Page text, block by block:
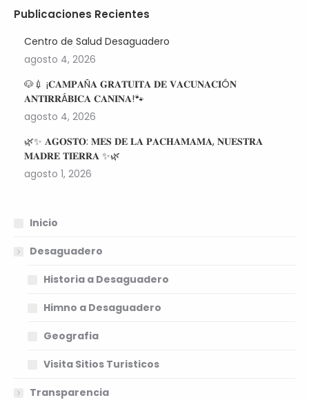
Publicaciones Recientes
Centro de Salud Desaguadero
agosto 4, 2026
🐶💉 ¡𝐂𝐀𝐌𝐏𝐀Ñ𝐀 𝐆𝐑𝐀𝐓𝐔𝐈𝐓𝐀 𝐃𝐄 𝐕𝐀𝐂𝐔𝐍𝐀𝐂𝐈Ó𝐍
𝐀𝐍𝐓𝐈𝐑𝐑Á𝐁𝐈𝐂𝐀 𝐂𝐀𝐍𝐈𝐍𝐀!🐾
agosto 4, 2026
🌿✨ 𝐀𝐆𝐎𝐒𝐓𝐎: 𝐌𝐄𝐒 𝐃𝐄 𝐋𝐀 𝐏𝐀𝐂𝐇𝐀𝐌𝐀𝐌𝐀, 𝐍𝐔𝐄𝐒𝐓𝐑𝐀
𝐌𝐀𝐃𝐑𝐄 𝐓𝐈𝐄𝐑𝐑𝐀 ✨🌿
agosto 1, 2026
Inicio
Desaguadero
Historia a Desaguadero
Himno a Desaguadero
Geografia
Visita Sitios Turisticos
Transparencia